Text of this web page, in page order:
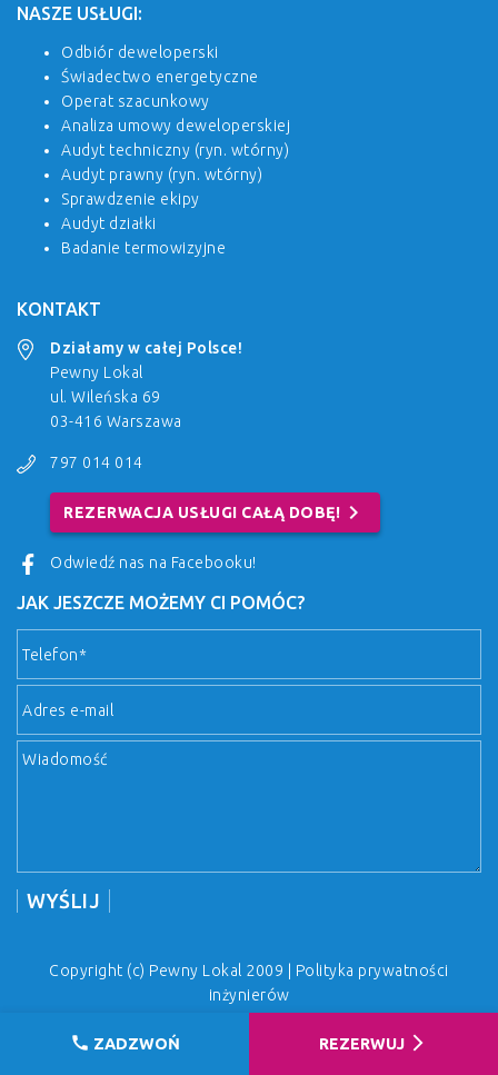
NASZE USŁUGI:
Odbiór deweloperski
Świadectwo energetyczne
Operat szacunkowy
Analiza umowy deweloperskiej
Audyt techniczny (ryn. wtórny)
Audyt prawny (ryn. wtórny)
Sprawdzenie ekipy
Audyt działki
Badanie termowizyjne
KONTAKT
Działamy w całej Polsce!
Pewny Lokal
ul. Wileńska 69
03-416 Warszawa
797 014 014
REZERWACJA USŁUGI CAŁĄ DOBĘ! chevron_right
Odwiedź nas na Facebooku!
JAK JESZCZE MOŻEMY CI POMÓC?
Copyright (c) Pewny Lokal 2009 | Polityka prywatności
inżynierów
call ZADZWOŃ REZERWUJ arrow_forward_ios